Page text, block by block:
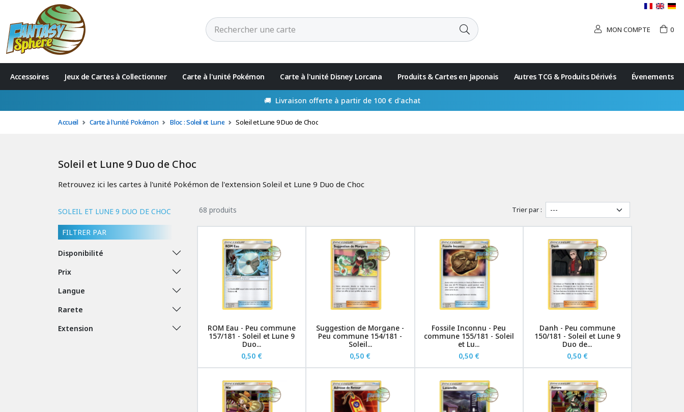
MON COMPTE 0
Accessoires Jeux de Cartes à Collectionner Carte à l'unité Pokémon Carte à l'unité Disney Lorcana Produits & Cartes en Japonais Autres TCG & Produits Dérivés Évenements
Paiement en 4x disponible avec
Accueil Carte à l'unité Pokémon Bloc : Soleil et Lune Soleil et Lune 9 Duo de Choc
Soleil et Lune 9 Duo de Choc
Retrouvez ici les cartes à l'unité Pokémon de l'extension Soleil et Lune 9 Duo de Choc
SOLEIL ET LUNE 9 DUO DE CHOC
FILTRER PAR
Disponibilité
Prix
Langue
Rarete
Extension
68 produits Trier par :
ROM Eau - Peu commune
157/181 - Soleil et Lune 9
Duo...
0,50 €
Suggestion de Morgane -
Peu commune 154/181 -
Soleil...
0,50 €
Fossile Inconnu - Peu
commune 155/181 - Soleil
et Lu...
0,50 €
Danh - Peu commune
150/181 - Soleil et Lune 9
Duo de...
0,50 €